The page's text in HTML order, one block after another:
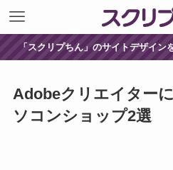
「スクリプちん」のサイトデザイ
Adobeクリエイター
ソコンショップ2選